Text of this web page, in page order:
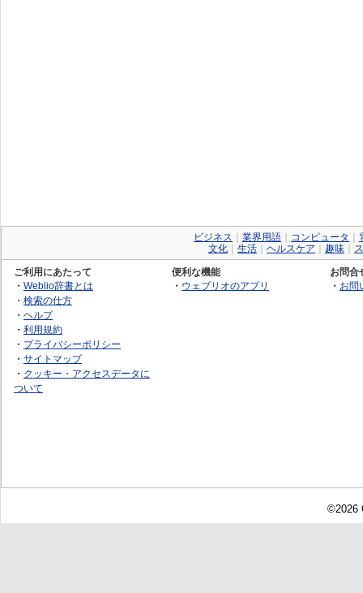
ビジネス 業界用語 コンピュータ
文化
生活 ヘルスケア 趣味
ご利用にあたって
・ Weblio辞書とは
・ 検索の仕方
・ ヘルプ
・ 利用規約
・ プライバシーポリシー
・ サイトマップ
・ クッキー・アクセスデータに
ついて
便利な機能
・ ウェブリオのアプリ
お問合
・ お問
©2026